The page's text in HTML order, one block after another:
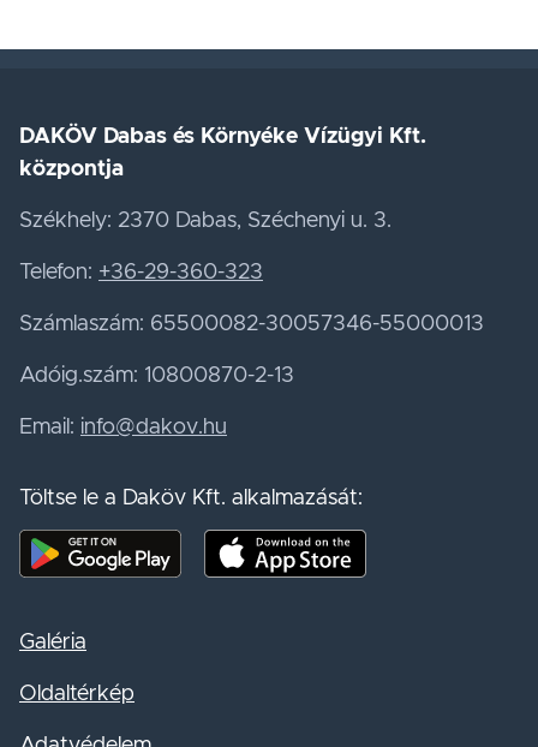
DAKÖV Dabas és Környéke Vízügyi Kft.
központja
Székhely: 2370 Dabas, Széchenyi u. 3.
Telefon: +36-29-360-323
Számlaszám: 65500082-30057346-55000013
Adóig.szám: 10800870-2-13
Email: info@dakov.hu
Töltse le a Daköv Kft. alkalmazását:
Mobil alkalmazás letöltése - Google Play
Mobil alkalmazás letöltése - App
Galéria
Oldaltérkép